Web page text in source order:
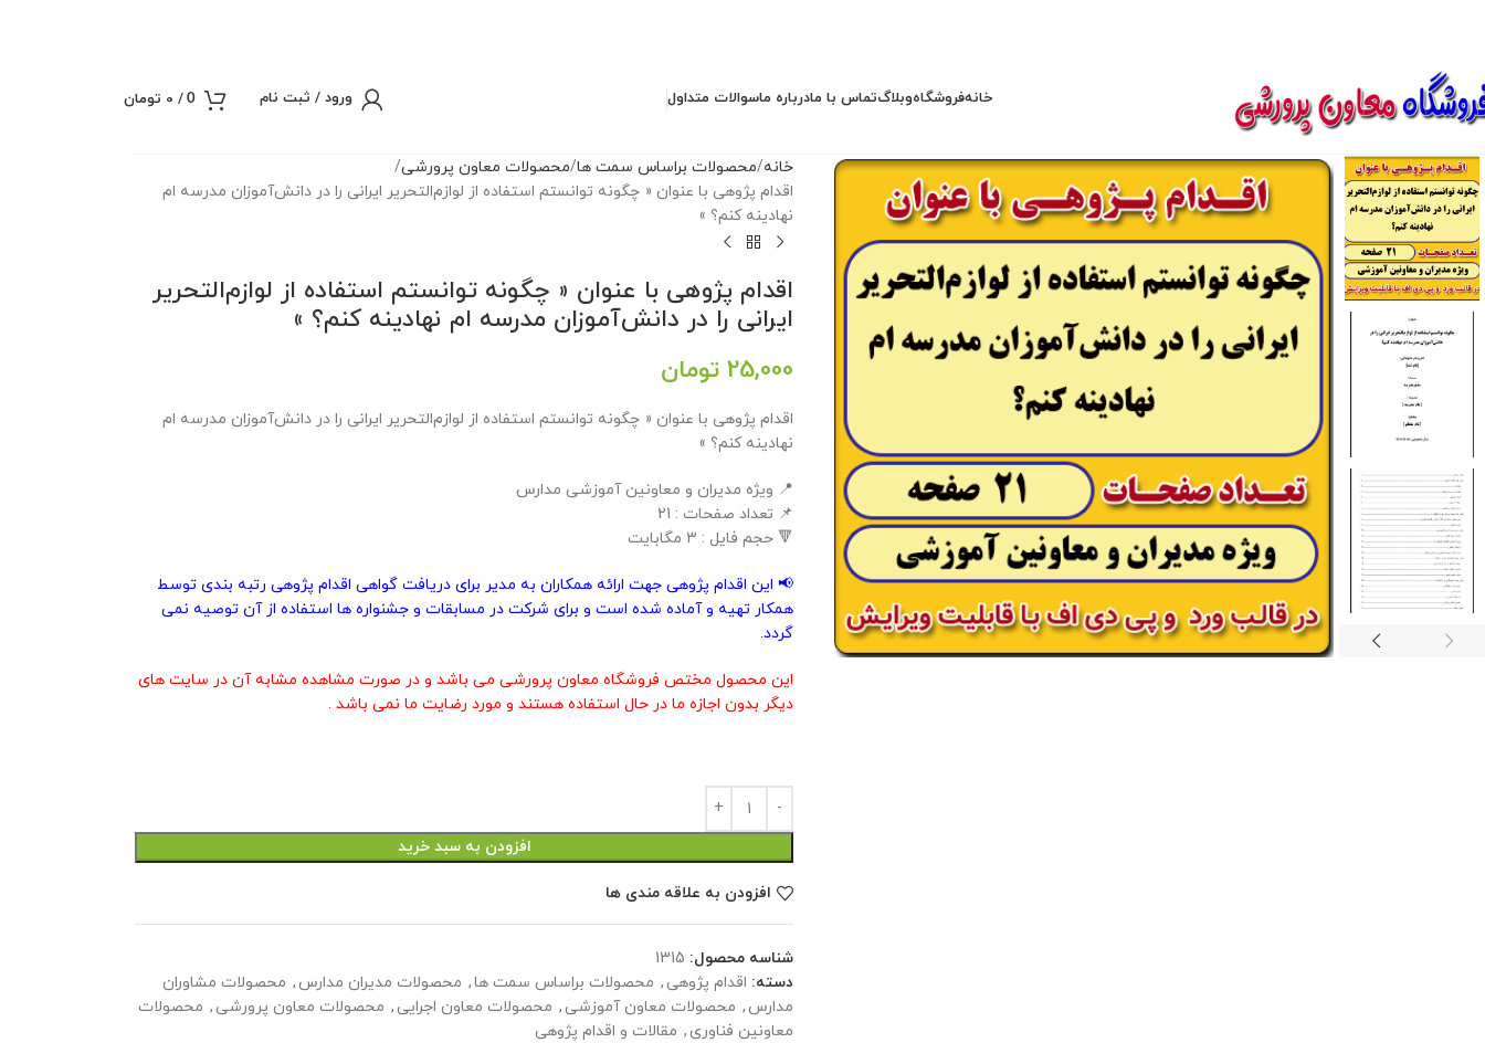
خانهفروشگاهوبلاگتماس با مادرباره ماسوالات متداول ورود / ثبت نام 0
/
0 تومان
خانه محصولات براساس سمت ها محصولات معاون پرورشی
اقدام پژوهی با عنوان « چگونه توانستم استفاده از لوازم‌التحریر ایرانی را در دانش‌آموزان مدرسه‌ ام
نهادینه کنم؟ »
اقدام پژوهی با عنوان « چگونه توانستم استفاده از لوازم‌التحریر
ایرانی را در دانش‌آموزان مدرسه‌ ام نهادینه کنم؟ »
25,000 تومان
اقدام پژوهی با عنوان « چگونه توانستم استفاده از لوازم‌التحریر ایرانی را در دانش‌آموزان مدرسه‌ ام
نهادینه کنم؟ »
📍 ویژه مدیران و معاونین آموزشی مدارس
📌 تعداد صفحات : 21
🔻 حجم فایل : 3 مگابایت
📢 این اقدام پژوهی جهت ارائه همکاران به مدیر برای دریافت گواهی اقدام پژوهی رتبه بندی توسط
همکار تهیه و آماده شده است و برای شرکت در مسابقات و جشنواره ها استفاده از آن توصیه نمی
گردد.
این محصول مختص فروشگاه معاون پرورشی می باشد و در صورت مشاهده مشابه آن در سایت های
دیگر بدون اجازه ما در حال استفاده هستند و مورد رضایت ما نمی باشد .
افزودن به سبد خرید
افزودن به علاقه مندی ها
شناسه محصول: 1315
دسته: اقدام پژوهی , محصولات براساس سمت ها, محصولات مدیران مدارس , محصولات مشاوران
مدارس , محصولات معاون آموزشی , محصولات معاون اجرایی , محصولات معاون پرورشی , محصولات
معاونین فناوری , مقالات و اقدام پژوهی